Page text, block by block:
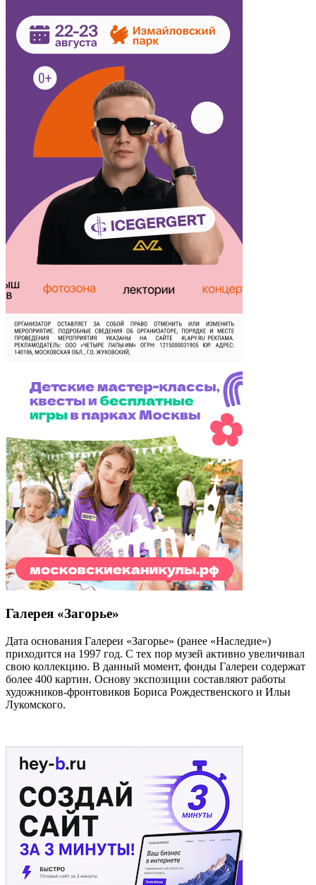
Галерея «Загорье»
Дата основания Галереи «Загорье» (ранее «Наследие»)
приходится на 1997 год. С тех пор музей активно увеличивал
свою коллекцию. В данный момент, фонды Галереи содержат
более 400 картин. Основу экспозиции составляют работы
художников-фронтовиков Бориса Рождественского и Ильи
Лукомского.